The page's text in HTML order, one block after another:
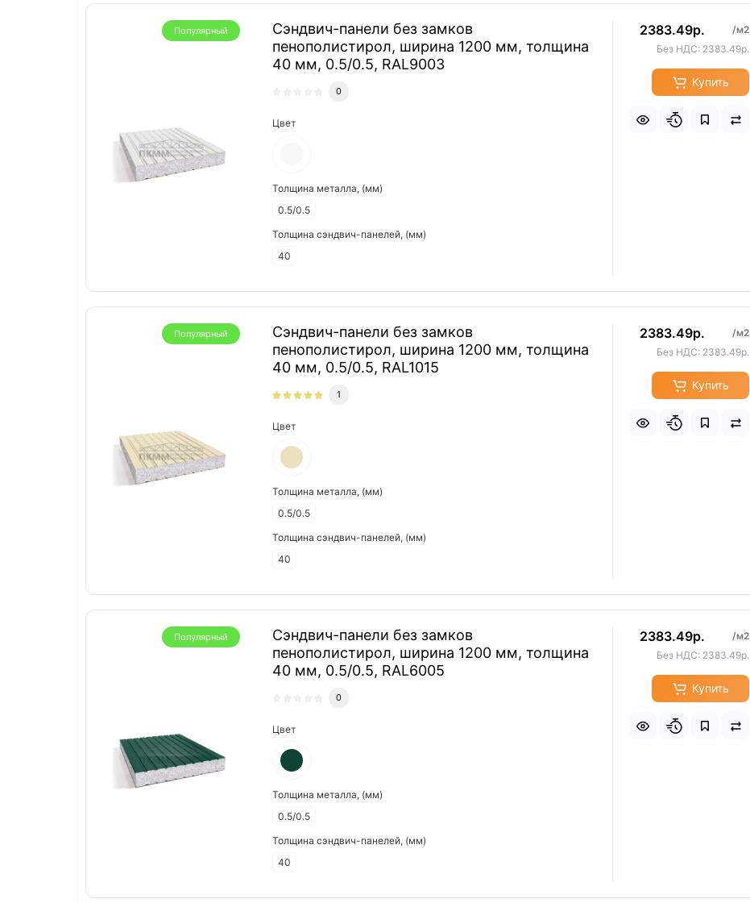
Популярный
Сэндвич-панели без замков
пенополистирол, ширина 1200 мм, толщина
40 мм, 0.5/0.5, RAL9003
Цвет
Толщина металла, (мм)
0.5/0.5
Толщина сэндвич-панелей, (мм)
40
0
2383.49р.
/м2
Без НДС: 2383.49р.
Купить
Популярный
Сэндвич-панели без замков
пенополистирол, ширина 1200 мм, толщина
40 мм, 0.5/0.5, RAL1015
Цвет
Толщина металла, (мм)
0.5/0.5
Толщина сэндвич-панелей, (мм)
40
1
2383.49р.
/м2
Без НДС: 2383.49р.
Купить
Популярный
Сэндвич-панели без замков
пенополистирол, ширина 1200 мм, толщина
40 мм, 0.5/0.5, RAL6005
Цвет
Толщина металла, (мм)
0.5/0.5
Толщина сэндвич-панелей, (мм)
40
0
2383.49р.
/м2
Без НДС: 2383.49р.
Купить